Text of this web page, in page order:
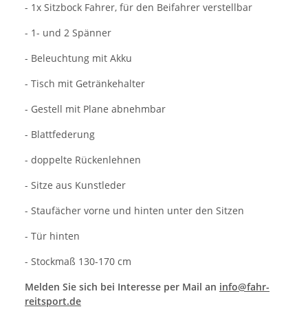
- 1x Sitzbock Fahrer, für den Beifahrer verstellbar
- 1- und 2 Spänner
- Beleuchtung mit Akku
- Tisch mit Getränkehalter
- Gestell mit Plane abnehmbar
- Blattfederung
- doppelte Rückenlehnen
- Sitze aus Kunstleder
- Staufächer vorne und hinten unter den Sitzen
- Tür hinten
- Stockmaß 130-170 cm
Melden Sie sich bei Interesse per Mail an info@fahr-
reitsport.de